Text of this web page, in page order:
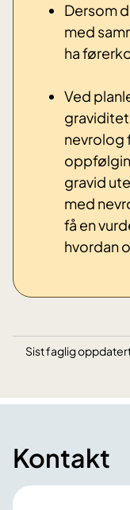
Dersom
med
ha
Ved
nevrolog
gravid
med
få en
hvordan
Sist faglig
Kontakt